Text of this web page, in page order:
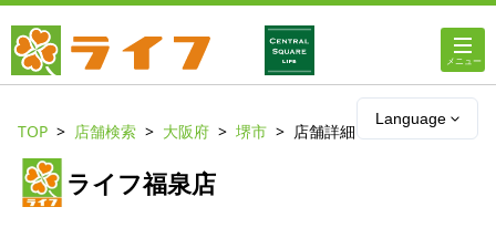
Language
店舗・チラシ情報
TOP 店舗検索 大阪府 堺市 店舗詳細
ライフ福泉店